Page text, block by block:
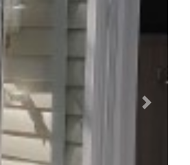
Suivant